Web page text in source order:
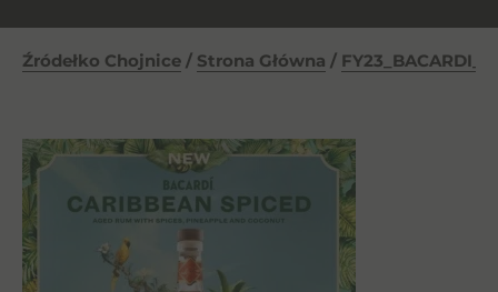
Źródełko Chojnice / Strona Główna /